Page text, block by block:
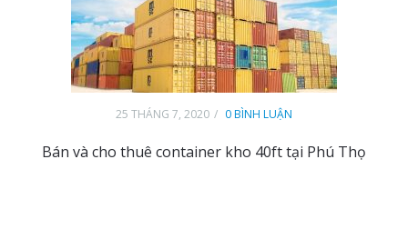
25 THÁNG 7, 2020 0 BÌNH LUẬN
Bán và cho thuê container kho 40ft tại Phú Thọ